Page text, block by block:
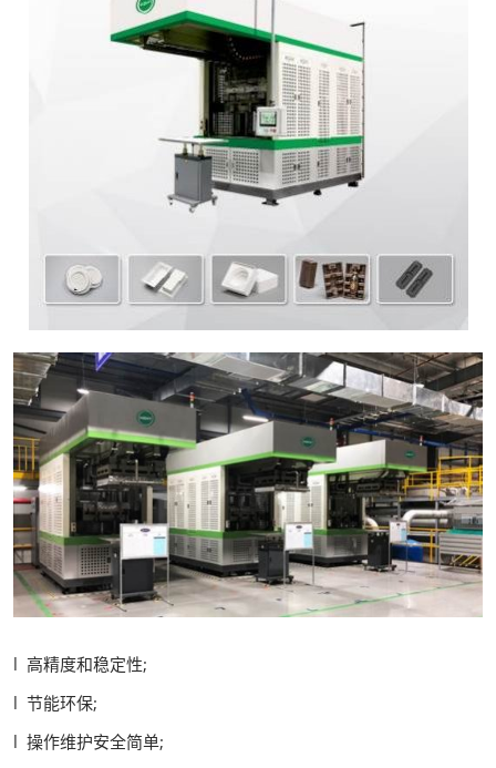
l 高精度和稳定性;
l 节能环保;
l 操作维护安全简单;